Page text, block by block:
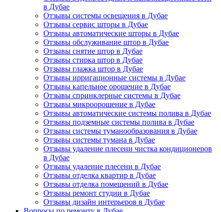
в Дубае
Отзывы системы освещения в Дубае
Отзывы сервис шторы в Дубае
Отзывы автоматические шторы в Дубае
Отзывы обслуживание штор в Дубае
Отзывы снятие штор в Дубае
Отзывы стирка штор в Дубае
Отзывы глажка штор в Дубае
Отзывы ирригационные системы в Дубае
Отзывы капельное орошение в Дубае
Отзывы спринклерные системы в Дубае
Отзывы микроорошение в Дубае
Отзывы автоматические системы полива в Дубае
Отзывы подземные системы полива в Дубае
Отзывы системы туманообразования в Дубае
Отзывы системы тумана в Дубае
Отзывы удаление плесени чистка кондиционеров
в Дубае
Отзывы удаление плесени в Дубае
Отзывы отделка квартир в Дубае
Отзывы отделка помещений в Дубае
Отзывы ремонт студии в Дубае
Отзывы дизайн интерьеров в Дубае